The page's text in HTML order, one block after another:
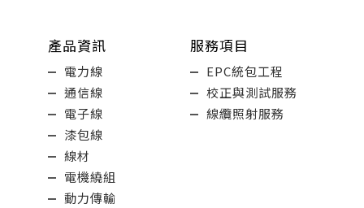
產品資訊
電力線
通信線
電子線
漆包線
線材
電機繞組
動力傳輸
服務項目
EPC統包工程
校正與測試服務
線纜照射服務